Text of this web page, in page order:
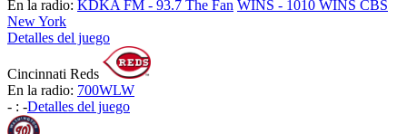
En la radio: KDKA FM - 93.7 The Fan WINS - 1010 WINS CBS
New York
Detalles del juego
Cincinnati Reds
En la radio: 700WLW
- : -Detalles del juego